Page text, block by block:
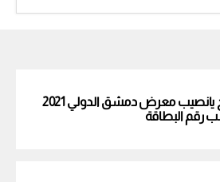
نتائج يانصيب معرض دمشق الدولي 2021
رقم البطاقة